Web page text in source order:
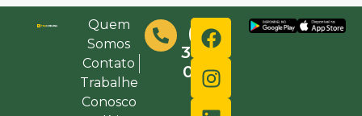
Quem
Somos
Contato
Trabalhe
Conosco
(48)
3632-
0000